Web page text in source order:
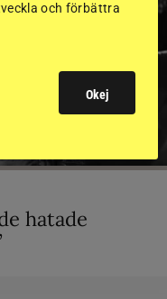
hatade
och förbättra
Okej